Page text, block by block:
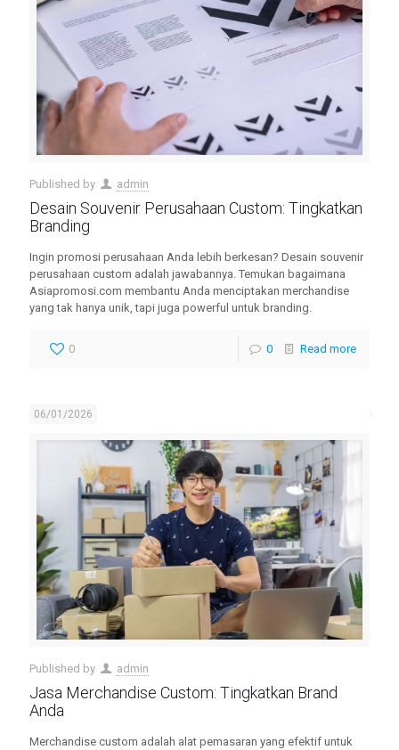
Published by admin
Desain Souvenir Perusahaan Custom: Tingkatkan
Branding
Ingin promosi perusahaan Anda lebih berkesan? Desain souvenir
perusahaan custom adalah jawabannya. Temukan bagaimana
Asiapromosi.com membantu Anda menciptakan merchandise
yang tak hanya unik, tapi juga powerful untuk branding.
0 0 Read more
06/01/2026
Published by admin
Jasa Merchandise Custom: Tingkatkan Brand
Anda
Merchandise custom adalah alat pemasaran yang efektif untuk